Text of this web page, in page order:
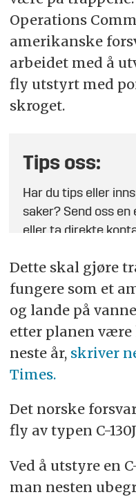
Operations
amerikanske
arbeidet med å
fly utstyrt med
skroget.
Tips oss:
Har du tips eller
saker? Send oss
eller ta direkte
Dette skal gjøre
fungere som et
og lande på
etter planen
neste år, skriver
Times.
Det norske
fly av typen C-
Ved å utstyre en
man nesten